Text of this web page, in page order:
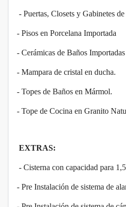
- Puertas, Closets y Gabinetes
- Pisos en Porcelana Importada
- Cerámicas de Baños Importadas
- Mampara de cristal en ducha.
- Topes de Baños en Mármol.
- Tope de Cocina en Granito
EXTRAS:
- Cisterna con capacidad para
- Pre Instalación de sistema de